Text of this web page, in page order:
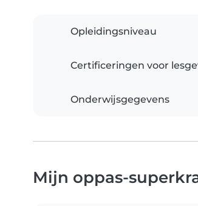
Opleidingsniveau
Certificeringen voor
Onderwijsgegevens
Mijn oppas-